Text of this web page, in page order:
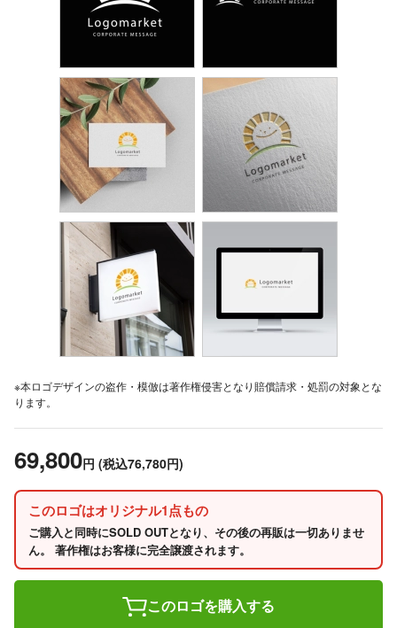
※本ロゴデザインの盗作・模倣は著作権侵害となり賠償請求・処罰の対象とな
ります。
69,800円 (税込76,780円)
このロゴはオリジナル1点もの
ご購入と同時にSOLD OUTとなり、その後の再販は一切ありませ
ん。 著作権はお客様に完全譲渡されます。
このロゴを購入する